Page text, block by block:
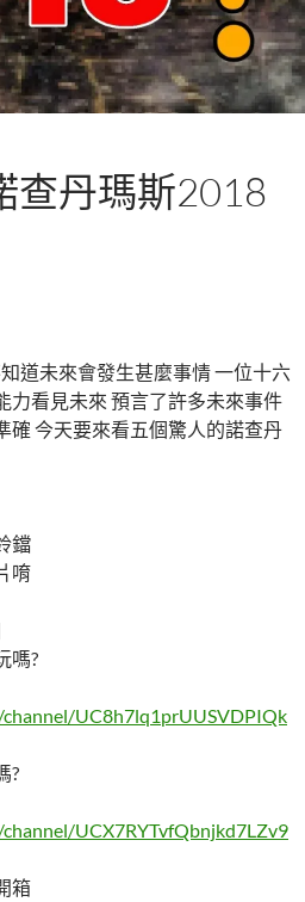
查丹瑪斯2018
道未來會發生甚麼事情 一位十六
力看見未來 預言了許多未來事件
確 今天要來看五個驚人的諾查丹
鐺
唷
嗎?
UC8h7lq1prUUSVDPIQk
?
UCX7RYTvfQbnjkd7LZv9
箱